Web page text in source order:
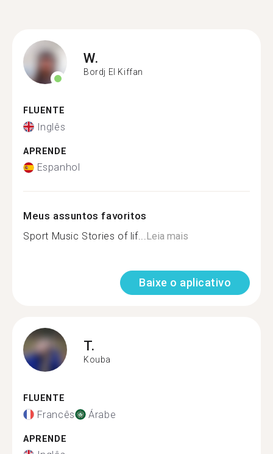
W.
Bordj El Kiffan
FLUENTE
Inglês
APRENDE
Espanhol
Meus assuntos favoritos
Sport Music Stories of lif...Leia mais
Baixe o aplicativo
T.
Kouba
FLUENTE
Francês Árabe
APRENDE